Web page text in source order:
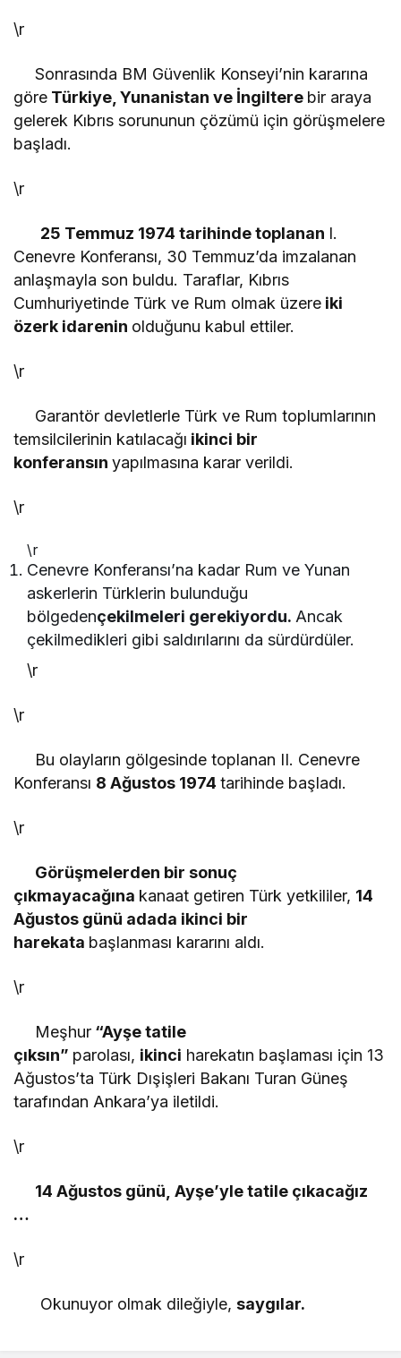
\r
Sonrasında BM Güvenlik Konseyi’nin kararına
göre Türkiye, Yunanistan ve İngiltere bir araya
gelerek Kıbrıs sorununun çözümü için görüşmelere
başladı.
\r
25 Temmuz 1974 tarihinde toplanan I.
Cenevre Konferansı, 30 Temmuz’da imzalanan
anlaşmayla son buldu. Taraflar, Kıbrıs
Cumhuriyetinde Türk ve Rum olmak üzere iki
özerk idarenin olduğunu kabul ettiler.
\r
Garantör devletlerle Türk ve Rum toplumlarının
temsilcilerinin katılacağı ikinci bir
konferansınyapılmasına karar verildi.
\r
\r
Cenevre Konferansı’na kadar Rum ve Yunan
askerlerin Türklerin bulunduğu
bölgedençekilmeleri gerekiyordu. Ancak
çekilmedikleri gibi saldırılarını da sürdürdüler.
\r
\r
Bu olayların gölgesinde toplanan II. Cenevre
Konferansı 8 Ağustos 1974tarihinde başladı.
\r
Görüşmelerden bir sonuç
çıkmayacağına kanaat getiren Türk yetkililer, 14
Ağustos günü adada ikinci bir
harekata başlanması kararını aldı.
\r
Meşhur “Ayşe tatile
çıksın” parolası, ikinci harekatın başlaması için 13
Ağustos’ta Türk Dışişleri Bakanı Turan Güneş
tarafından Ankara’ya iletildi.
\r
14 Ağustos günü, Ayşe’yle tatile çıkacağız
…
\r
Okunuyor olmak dileğiyle,saygılar.